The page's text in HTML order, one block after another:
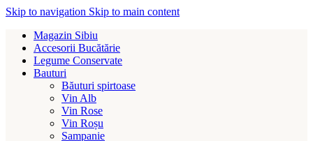
Skip to navigation Skip to main content
Magazin Sibiu
Accesorii Bucătărie
Legume Conservate
Bauturi
Băuturi spirtoase
Vin Alb
Vin Rose
Vin Roșu
Sampanie